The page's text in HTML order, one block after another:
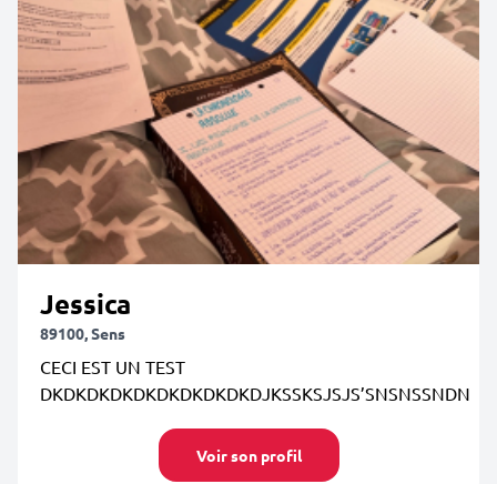
Jessica
89100, Sens
CECI EST UN TEST
DKDKDKDKDKDKDKDKDKDJKSSKSJSJS’SNSNSSNDN
Voir son profil